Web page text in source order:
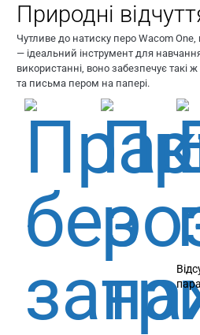
Природні
Чутливе до натиску перо Wacom
— ідеальний інструмент для
використанні, воно забезпечує такі
та письма пером на папері.